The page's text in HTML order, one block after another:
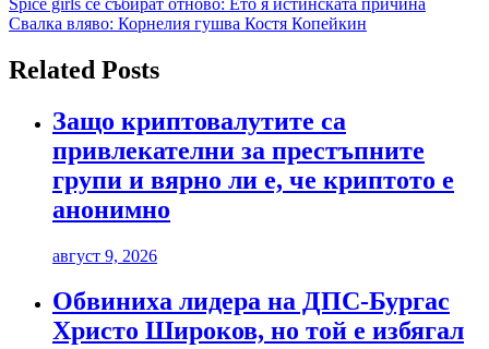
Навигация
Свалка вляво: Корнелия гушва Костя Копейкин
Related Posts
Защо криптовалутите са
привлекателни за престъпните
групи и вярно ли е, че криптото е
анонимно
август 9, 2026
Обвиниха лидера на ДПС-Бургас
Христо Широков, но той е избягал